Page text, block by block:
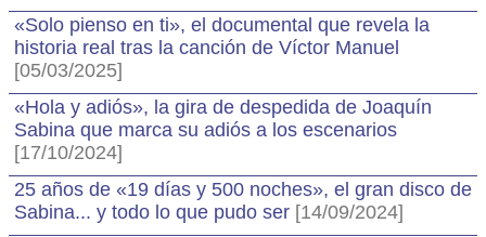
«Solo pienso en ti», el documental que revela la
historia real tras la canción de Víctor Manuel
[05/03/2025]
«Hola y adiós», la gira de despedida de Joaquín
Sabina que marca su adiós a los escenarios
[17/10/2024]
25 años de «19 días y 500 noches», el gran disco de
Sabina... y todo lo que pudo ser [14/09/2024]